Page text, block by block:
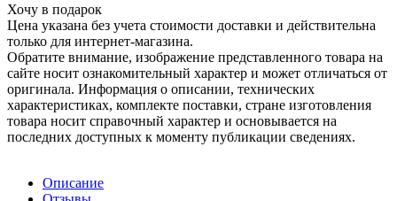
Хочу в подарок
Цена указана без учета стоимости доставки и действительна
только для интернет-магазина.
Обратите внимание, изображение представленного товара на
сайте носит ознакомительный характер и может отличаться от
оригинала. Информация о описании, технических
характеристиках, комплекте поставки, стране изготовления
товара носит справочный характер и основывается на
последних доступных к моменту публикации сведениях.
Описание